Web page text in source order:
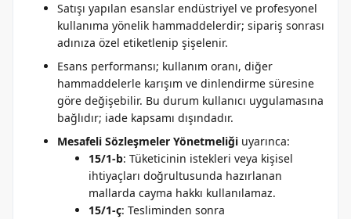
Satışı yapılan esanslar endüstriyel ve profesyonel
kullanıma yönelik hammaddelerdir; sipariş sonrası
adınıza özel etiketlenip şişelenir.
Esans performansı; kullanım oranı, diğer
hammaddelerle karışım ve dinlendirme süresine
göre değişebilir. Bu durum kullanıcı uygulamasına
bağlıdır; iade kapsamı dışındadır.
Mesafeli Sözleşmeler Yönetmeliği uyarınca:
15/1-b: Tüketicinin istekleri veya kişisel
ihtiyaçları doğrultusunda hazırlanan
mallarda cayma hakkı kullanılamaz.
15/1-ç: Tesliminden sonra